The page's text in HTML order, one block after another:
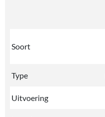
Soort
Type
Uitvoering